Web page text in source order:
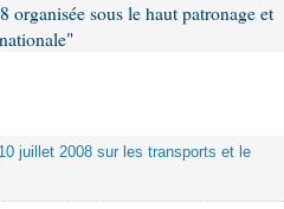
sous le haut patronage et
juillet 2008 sur les transports et le